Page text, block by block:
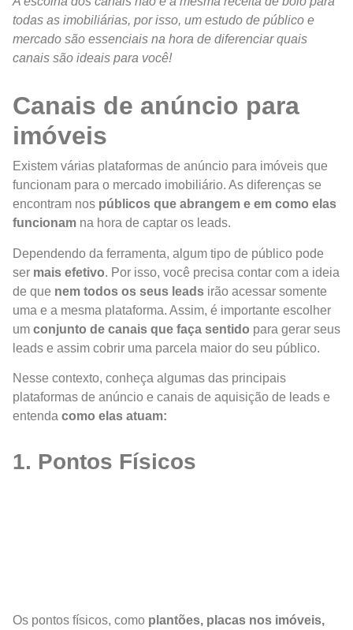
todas as imobiliárias, por isso, um estudo de público e
mercado são essenciais na hora de diferenciar quais
canais são ideais para você!
Canais de anúncio para
imóveis
Existem várias plataformas de anúncio para imóveis que
funcionam para o mercado imobiliário. As diferenças se
encontram nos públicos que abrangem e em como elas
funcionam na hora de captar os leads.
Dependendo da ferramenta, algum tipo de público pode
ser mais efetivo. Por isso, você precisa contar com a ideia
de que nem todos os seus leads irão acessar somente
uma e a mesma plataforma. Assim, é importante escolher
um conjunto de canais que faça sentido para gerar seus
leads e assim cobrir uma parcela maior do seu público.
Nesse contexto, conheça algumas das principais
plataformas de anúncio e canais de aquisição de leads e
entenda como elas atuam:
1. Pontos Físicos
Os pontos físicos, como plantões, placas nos imóveis,